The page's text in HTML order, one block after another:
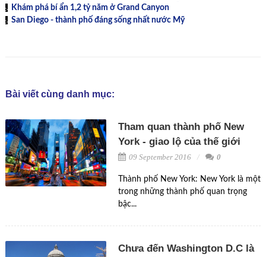
Khám phá bí ẩn 1,2 tỷ năm ở Grand Canyon
San Diego - thành phố đáng sống nhất nước Mỹ
Bài viết cùng danh mục:
Tham quan thành phố New
York - giao lộ của thế giới
09 September 2016 0
Thành phố New York: New York là một
trong những thành phố quan trọng
bậc...
Chưa đến Washington D.C là